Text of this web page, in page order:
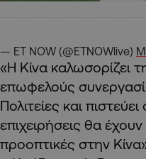
— ET NOW (@ETNOWlive)
«Η Κίνα καλωσορίζει
επωφελούς
Πολιτείες και πιστεύει
επιχειρήσεις θα
προοπτικές στην